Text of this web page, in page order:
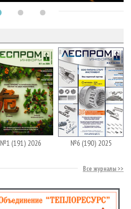
№1 (191) 2026 №6 (190) 2025
Все журналы